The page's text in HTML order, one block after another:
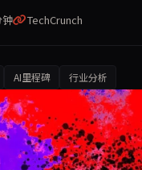
TechCrunch
AI里程碑 行业分析